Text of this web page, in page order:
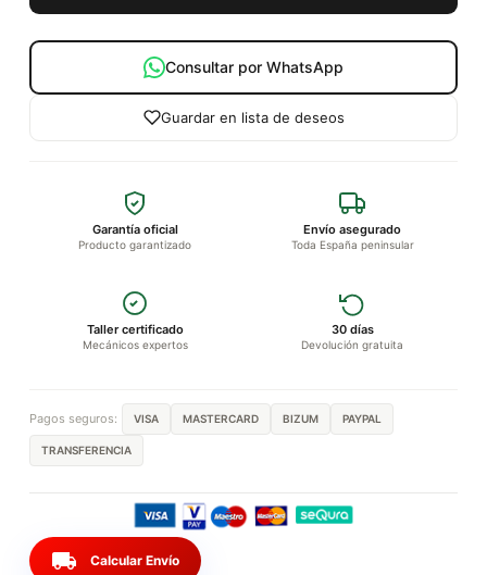
Consultar por WhatsApp
Guardar en lista de deseos
Garantía oficial
Producto garantizado
Envío asegurado
Toda España peninsular
Taller certificado
Mecánicos expertos
30 días
Devolución gratuita
Pagos seguros: VISA MASTERCARD BIZUM PAYPAL
TRANSFERENCIA
local_shipping Calcular Envío